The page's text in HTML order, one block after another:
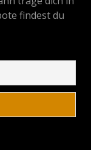
findest du